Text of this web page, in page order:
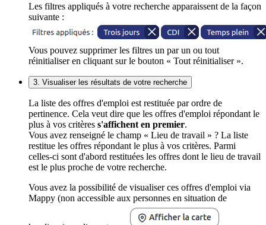
Les filtres appliqués à votre recherche apparaissent de la façon
suivante :
Vous pouvez supprimer les filtres un par un ou tout
réinitialiser en cliquant sur le bouton « Tout réinitialiser ».
3. Visualiser les résultats de votre recherche
La liste des offres d'emploi est restituée par ordre de
pertinence. Cela veut dire que les offres d'emploi répondant le
plus à vos critères s'affichent en premier.
Vous avez renseigné le champ « Lieu de travail » ? La liste
restitue les offres répondant le plus à vos critères. Parmi
celles-ci sont d'abord restituées les offres dont le lieu de travail
est le plus proche de votre recherche.
Vous avez la possibilité de visualiser ces offres d'emploi via
Mappy (non accessible aux personnes en situation de